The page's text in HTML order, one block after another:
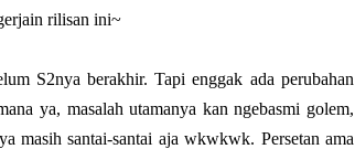
rilisan ini~
S2nya berakhir. Tapi enggak ada perubahan
ya, masalah utamanya kan ngebasmi golem,
masih santai-santai aja wkwkwk. Persetan ama